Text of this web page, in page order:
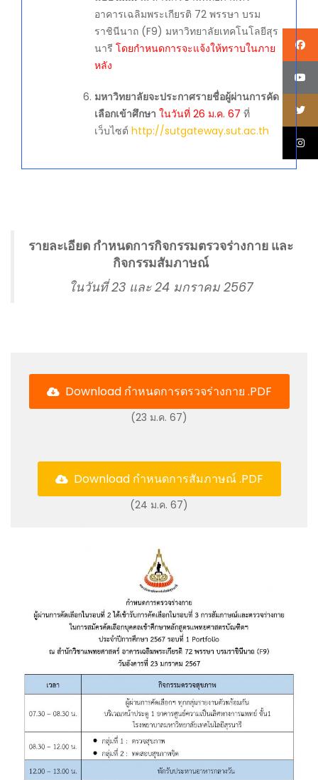
อาคารเฉลิมพระเกียรติ 72 พรรษา บรม
ราชินีนาถ (F9) มหาวิทยาลัยเทคโนโลยีสุร
นารี โดยกำหนดการจะแจ้งให้ทราบในภาย
หลัง
มหาวิทยาลัยจะประกาศรายชื่อผู้ผ่านการคัด
เลือกเข้าศึกษา ในวันที่ 26 ม.ค. 67 ที่
เว็บไซต์ http://sutgateway.sut.ac.th
รายละเอียด กำหนดการกิจกรรมตรวจร่างกาย และ
กิจกรรมสัมภาษณ์
ในวันที่ 23 และ 24 มกราคม 2567
Download กำหนดการตรวจร่างกาย .PDF
(23 ม.ค. 67)
Download กำหนดการสัมภาษณ์ .PDF
(24 ม.ค. 67)